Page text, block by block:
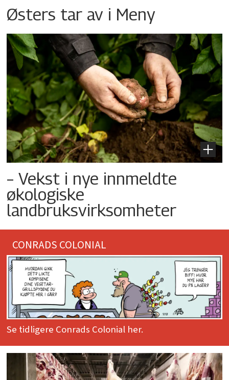
Østers tar av i Meny
– Vekst i nye innmeldte
økologiske
landbruksvirksomheter
CONRADS COLONIAL
Se tidligere Conrads Colonial her.